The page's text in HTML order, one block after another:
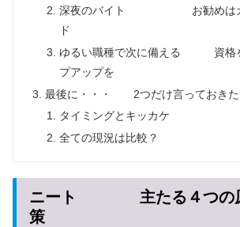
深夜のバイト お勧めはガ
ド
ゆるい職種で次に備える 資格
プアップを
最後に・・・ 2つだけ言っておきた
タイミングとキッカケ
全ての現況は比較？
ニート 主たる４つの原
策